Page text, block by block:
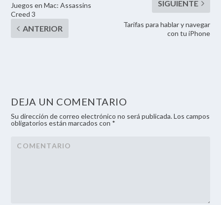
Juegos en Mac: Assassins
Creed 3
Tarifas para hablar y navegar
con tu iPhone
DEJA UN COMENTARIO
Su dirección de correo electrónico no será publicada. Los campos
obligatorios están marcados con *